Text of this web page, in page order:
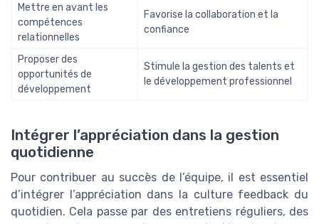
Mettre en avant les
compétences
relationnelles
Favorise la collaboration et la
confiance
Proposer des
opportunités de
développement
Stimule la gestion des talents et
le développement professionnel
Intégrer l’appréciation dans la gestion
quotidienne
Pour contribuer au succès de l’équipe, il est essentiel
d’intégrer l’appréciation dans la culture feedback du
quotidien. Cela passe par des entretiens réguliers, des